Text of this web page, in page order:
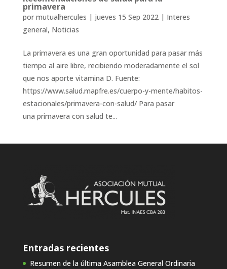
primavera
por mutualhercules | jueves 15 Sep 2022| Interes
general, Noticias
La primavera es una gran oportunidad para pasar más
tiempo al aire libre, recibiendo moderadamente el sol
que nos aporte vitamina D. Fuente:
https://www.salud.mapfre.es/cuerpo-y-mente/habitos-
estacionales/primavera-con-salud/ Para pasar
una primavera con salud te...
Entradas recientes
Resumen de la última Asamblea General Ordinaria